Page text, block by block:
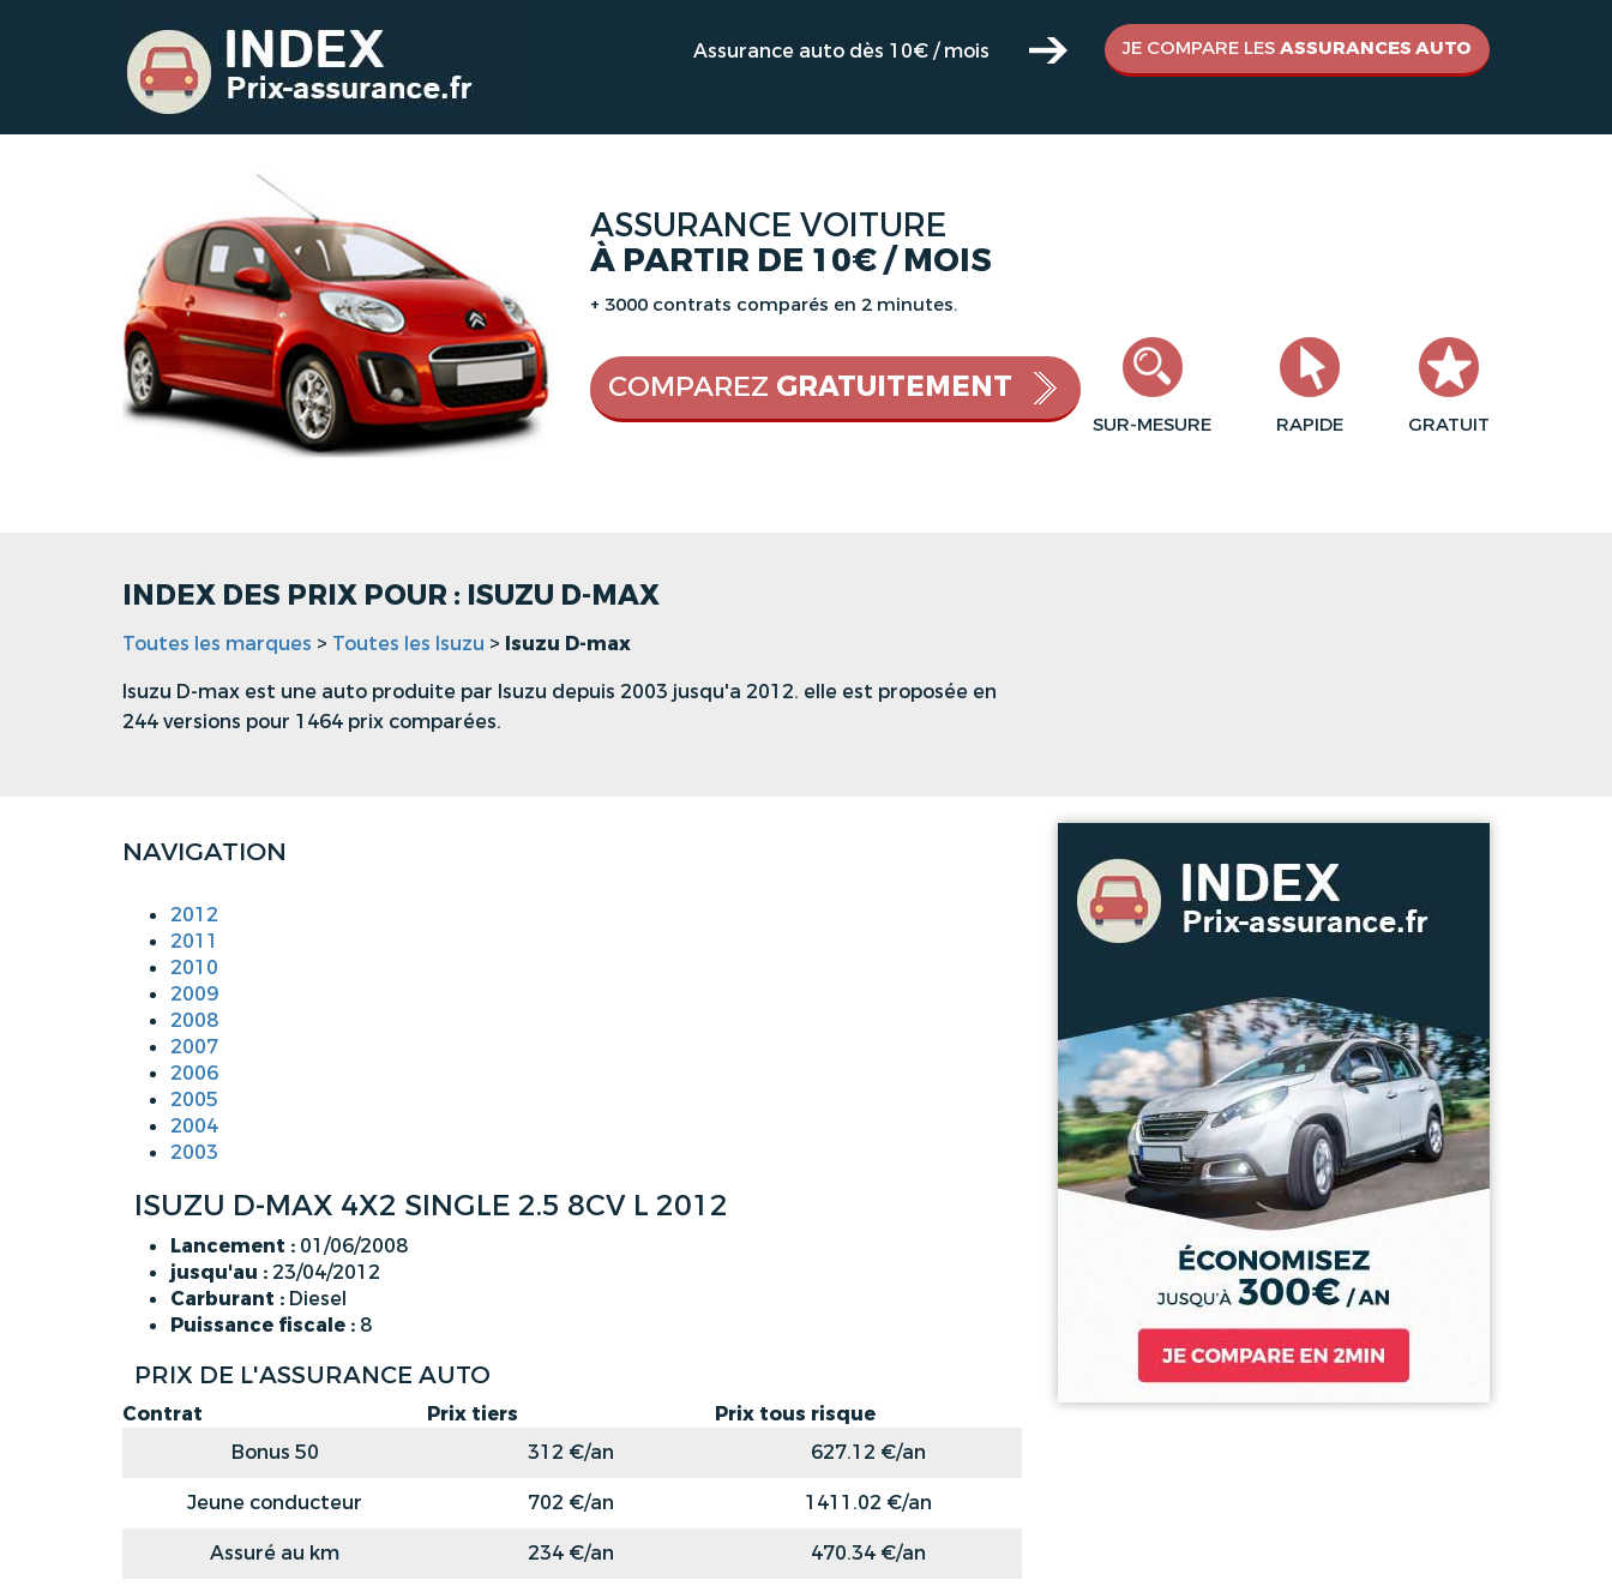
Assurance auto dès 10€ / mois JE COMPARE LES ASSURANCES AUTO
ASSURANCE VOITURE
À PARTIR DE 10€ / MOIS
+ 3000 contrats comparés en 2 minutes.
SUR-MESURE RAPIDE GRATUIT
COMPAREZ GRATUITEMENT
INDEX DES PRIX POUR : ISUZU D-MAX
Toutes les marques > Toutes les Isuzu > Isuzu D-max
Isuzu D-max est une auto produite par Isuzu depuis 2003 jusqu'a 2012. elle est proposée en
244 versions pour 1464 prix comparées.
NAVIGATION
2012
2011
2010
2009
2008
2007
2006
2005
2004
2003
ISUZU D-MAX 4X2 SINGLE 2.5 8CV L 2012
Lancement : 01/06/2008
jusqu'au : 23/04/2012
Carburant : Diesel
Puissance fiscale : 8
PRIX DE L'ASSURANCE AUTO
Contrat Prix tiers
Prix tous risque
Bonus 50
312 €/an
627.12 €/an
Jeune conducteur
702 €/an
1411.02 €/an
Assuré au km
234 €/an
470.34 €/an